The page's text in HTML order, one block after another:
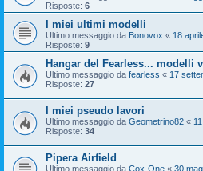
Risposte: 6
I miei ultimi modelli
Ultimo messaggio da Bonovox « 18
Risposte: 9
Hangar del Fearless... modelli
Ultimo messaggio da fearless « 17
Risposte: 27
I miei pseudo lavori
Ultimo messaggio da Geometrino82 «
Risposte: 34
Pipera Airfield
Ultimo messaggio da Cox-One « 30